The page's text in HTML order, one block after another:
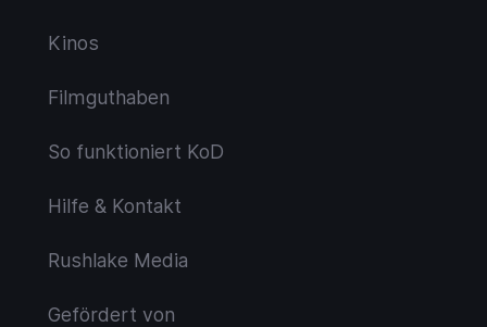
Kinos
Filmguthaben
So funktioniert KoD
Hilfe & Kontakt
Rushlake Media
Gefördert von